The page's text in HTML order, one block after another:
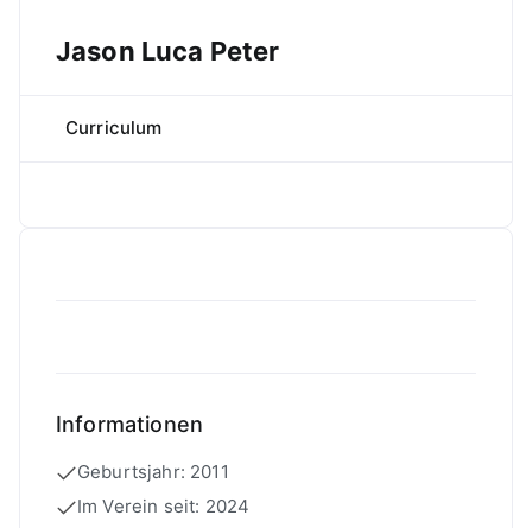
Jason Luca Peter
Curriculum
Informationen
Geburtsjahr: 2011
Im Verein seit: 2024